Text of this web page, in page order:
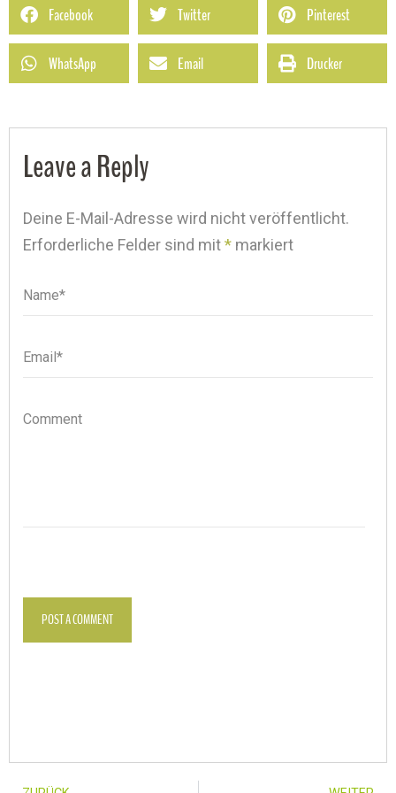
Facebook Twitter Pinterest
WhatsApp Email Drucker
Leave a Reply
Deine E-Mail-Adresse wird nicht veröffentlicht.
Erforderliche Felder sind mit* markiert
Name*
Name
Email*
Email
Comment
POST A COMMENT